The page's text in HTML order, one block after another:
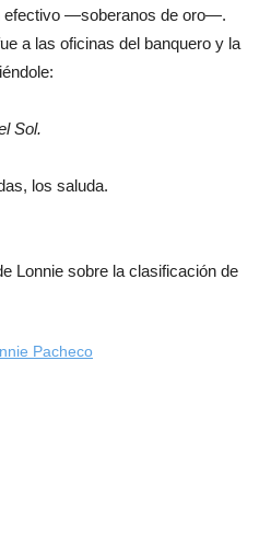
efectivo —soberanos de oro—.
a las oficinas del banquero y la
Sol.
los saluda.
Lonnie sobre la clasificación de
Pacheco